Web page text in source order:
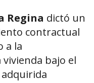
Regina dictó un
contractual
a la
bajo el
adquirida